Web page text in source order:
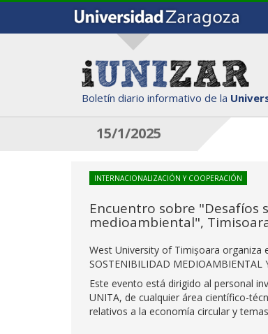
Boletín diario informativo de la
15/1/2025
INTERNACIONALIZACIÓN Y COOPERACIÓN
Encuentro sobre "Desafíos
medioambiental",
West University of Timișoara organiza
SOSTENIBILIDAD
Este evento está dirigido al personal
UNITA, de cualquier área científico-
relativos a la economía circular y